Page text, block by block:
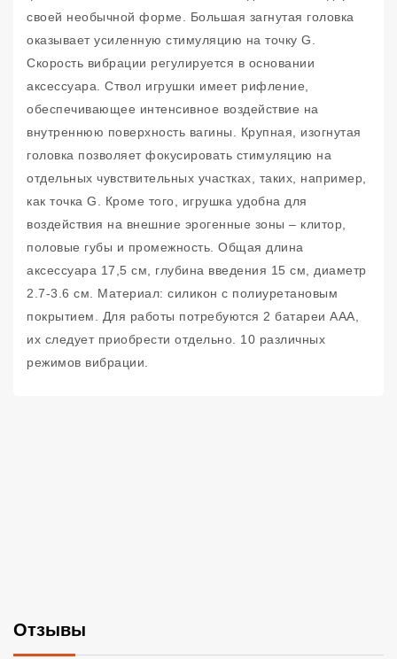
своей необычной форме. Большая загнутая головка
оказывает усиленную стимуляцию на точку G.
Скорость вибрации регулируется в основании
аксессуара. Ствол игрушки имеет рифление,
обеспечивающее интенсивное воздействие на
внутреннюю поверхность вагины. Крупная, изогнутая
головка позволяет фокусировать стимуляцию на
отдельных чувствительных участках, таких, например,
как точка G. Кроме того, игрушка удобна для
воздействия на внешние эрогенные зоны – клитор,
половые губы и промежность. Общая длина
аксессуара 17,5 см, глубина введения 15 см, диаметр
2.7-3.6 см. Материал: силикон с полиуретановым
покрытием. Для работы потребуются 2 батареи ААА,
их следует приобрести отдельно. 10 различных
режимов вибрации.
Отзывы